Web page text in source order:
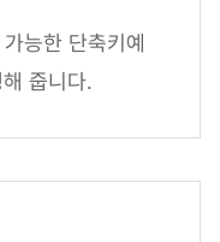
능한 단축키예
줍니다.